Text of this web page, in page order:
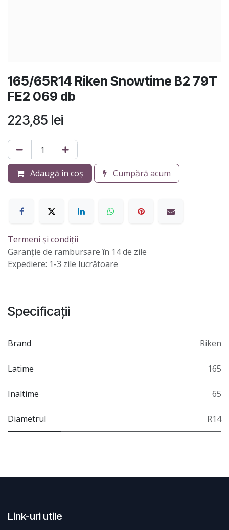
165/65R14 Riken Snowtime B2 79T
FE2 069 db
223,85 lei
Adaugă în coș Cumpără acum
Termeni și condiții
Garanție de rambursare în 14 de zile
Expediere: 1-3 zile lucrătoare
Specificații
Brand Riken
Latime 165
Inaltime 65
Diametrul R14
Link-uri utile